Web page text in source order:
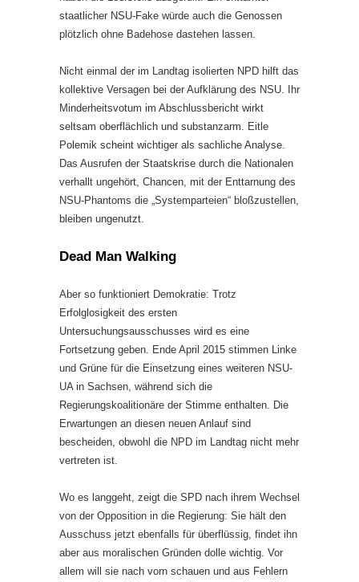
staatlicher NSU-Fake würde auch die Genossen
plötzlich ohne Badehose dastehen lassen.
Nicht einmal der im Landtag isolierten NPD hilft das
kollektive Versagen bei der Aufklärung des NSU. Ihr
Minderheitsvotum im Abschlussbericht wirkt
seltsam oberflächlich und substanzarm. Eitle
Polemik scheint wichtiger als sachliche Analyse.
Das Ausrufen der Staatskrise durch die Nationalen
verhallt ungehört, Chancen, mit der Enttarnung des
NSU-Phantoms die „Systemparteien“ bloßzustellen,
bleiben ungenutzt.
Dead Man Walking
Aber so funktioniert Demokratie: Trotz
Erfolglosigkeit des ersten
Untersuchungsausschusses wird es eine
Fortsetzung geben. Ende April 2015 stimmen Linke
und Grüne für die Einsetzung eines weiteren NSU-
UA in Sachsen, während sich die
Regierungskoalitionäre der Stimme enthalten. Die
Erwartungen an diesen neuen Anlauf sind
bescheiden, obwohl die NPD im Landtag nicht mehr
vertreten ist.
Wo es langgeht, zeigt die SPD nach ihrem Wechsel
von der Opposition in die Regierung: Sie hält den
Ausschuss jetzt ebenfalls für überflüssig, findet ihn
aber aus moralischen Gründen dolle wichtig. Vor
allem will sie nach vorn schauen und aus Fehlern